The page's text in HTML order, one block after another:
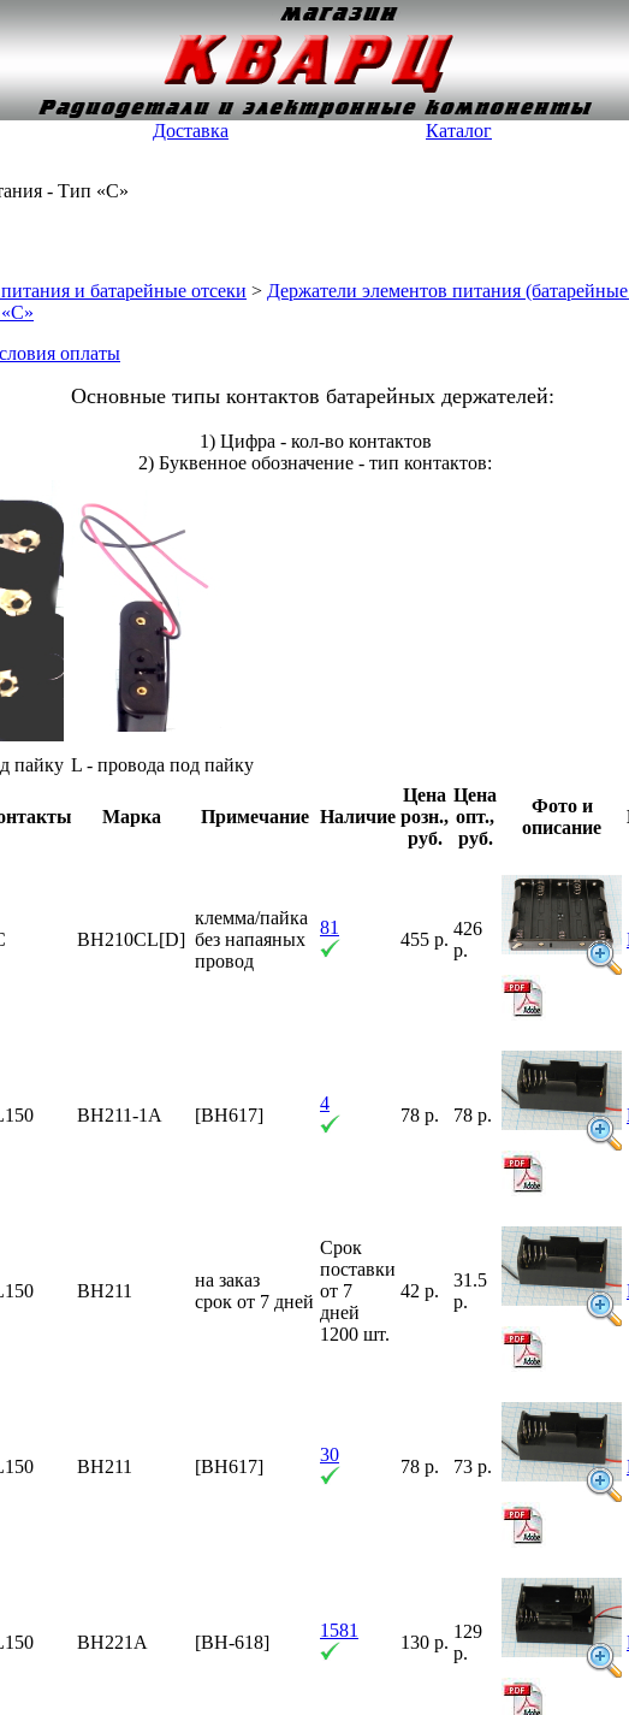
Доставка Каталог
- Тип «C»
и батарейные отсеки > Держатели элементов питания
оплаты
Основные типы контактов батарейных держателей:
1) Цифра - кол-во контактов
2) Буквенное обозначение - тип контактов:
пайку L - провода под пайку
Марка Примечание Наличие
Цена
розн.,
руб.
Цена
опт.,
руб.
Фото и
описание
BH210CL[D]
клемма/пайка
без напаяных
провод
81
455 р.
426
р.
BH211-1A [BH617]
4
78 р. 78 р.
BH211
на заказ
срок от 7 дней
Срок
поставки
от 7
дней
1200 шт.
42 р.
31.5
р.
BH211 [BH617]
30
78 р. 73 р.
BH221A [BH-618]
1581
130 р.
129
р.